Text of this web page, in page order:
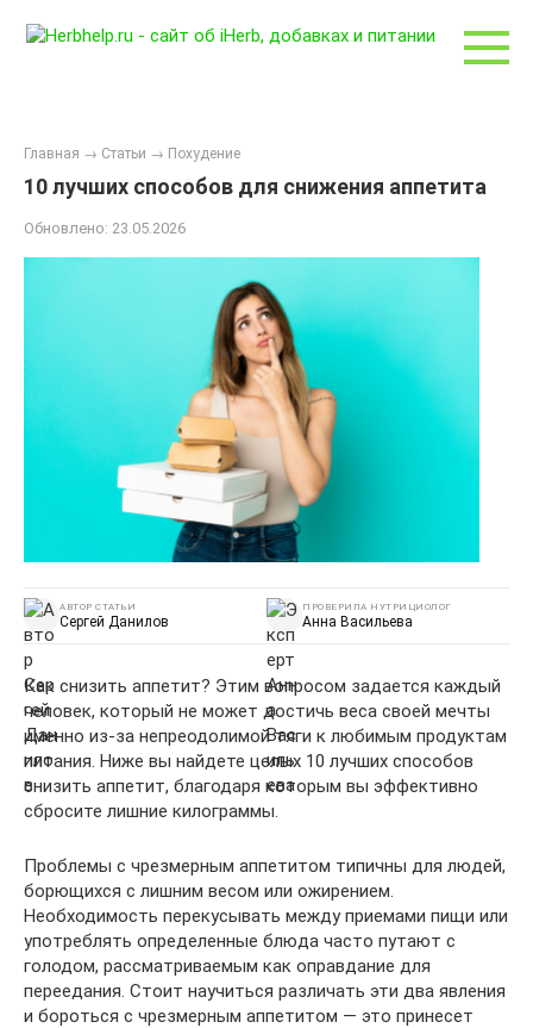
Главная → Статьи → Похудение
10 лучших способов для снижения аппетита
Обновлено: 23.05.2026
АВТОР СТАТЬИ
Сергей Данилов
ПРОВЕРИЛА НУТРИЦИОЛОГ
Анна Васильева
Как снизить аппетит? Этим вопросом задается каждый
человек, который не может достичь веса своей мечты
именно из-за непреодолимой тяги к любимым продуктам
питания. Ниже вы найдете целых 10 лучших способов
снизить аппетит, благодаря которым вы эффективно
сбросите лишние килограммы.
Проблемы с чрезмерным аппетитом типичны для людей,
борющихся с лишним весом или ожирением.
Необходимость перекусывать между приемами пищи или
употреблять определенные блюда часто путают с
голодом, рассматриваемым как оправдание для
переедания. Стоит научиться различать эти два явления
и бороться с чрезмерным аппетитом — это принесет